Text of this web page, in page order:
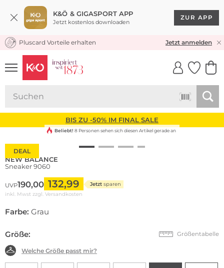
K&Ö & GIGASPORT APP
Jetzt kostenlos downloaden
ZUR APP
KOSTENLOSER VERSAND* & RÜCKVERSAND
Pluscard Vorteile erhalten Jetzt anmelden
UNSERE APP
CLICK &
BIS ZU -50% IM FINAL SALE
DEAL
Beliebt! 8 Personen sehen sich diesen Artikel gerade an
NEW BALANCE
Sneaker 9060
UVP190,00 132,99 Jetzt sparen
inkl. Mwst zzgl. Versandkosten
Farbe: Grau
Größe: Größentabelle
Welche Größe passt mir?